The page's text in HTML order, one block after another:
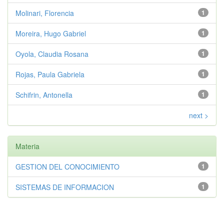
1
Molinari, Florencia
1
Moreira, Hugo Gabriel
1
Oyola, Claudia Rosana
1
Rojas, Paula Gabriela
1
Schifrin, Antonella
next >
Materia
1
GESTION DEL CONOCIMIENTO
1
SISTEMAS DE INFORMACION